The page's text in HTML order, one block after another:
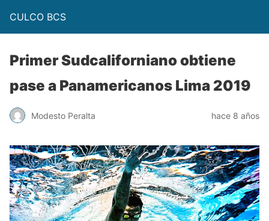
CULCO BCS
Primer Sudcaliforniano obtiene
pase a Panamericanos Lima 2019
Modesto Peralta hace 8 años